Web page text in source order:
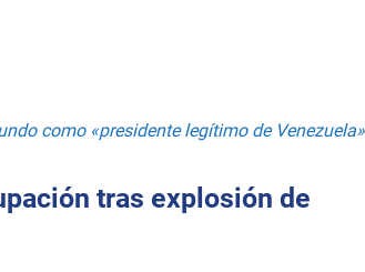
como «presidente legítimo de Venezuela»
tras explosión de